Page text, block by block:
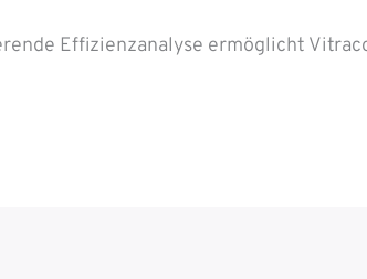
Effizienzanalyse ermöglicht